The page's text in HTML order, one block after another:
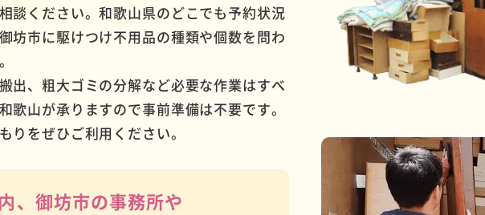
談ください。和歌山県のどこでも予約状況
坊市に駆けつけ不用品の種類や個数を問わ
出、粗大ゴミの分解など必要な作業はすべ
歌山が承りますので事前準備は不要です。
りをぜひご利用ください。
、御坊市の事務所や